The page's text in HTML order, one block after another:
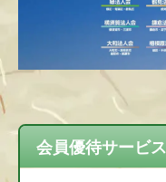
会員優待サービス